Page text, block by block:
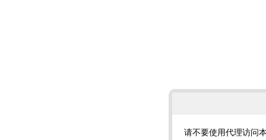
请不要使用代理访问